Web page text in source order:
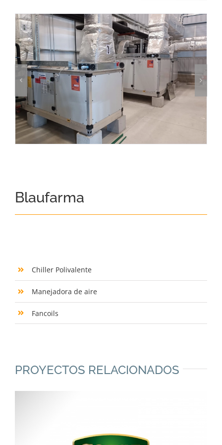
Blaufarma
Chiller Polivalente
Manejadora de aire
Fancoils
PROYECTOS RELACIONADOS